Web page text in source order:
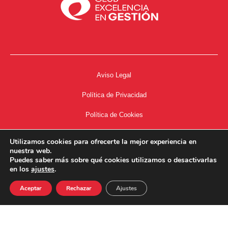
Aviso Legal
Política de Privacidad
Política de Cookies
34667504662
Utilizamos cookies para ofrecerte la mejor experiencia en
nuestra web.
Puedes saber más sobre qué cookies utilizamos o desactivarlas
en los ajustes.
Aceptar Rechazar Ajustes